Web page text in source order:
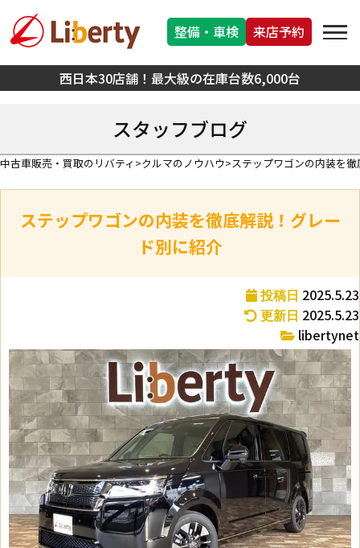
西日本30店舗！最大級の在庫台数6,000台
整備・車検 来店予約
スタッフブログ
中古車販売・買取のリバティ クルマのノウハウ ステップワゴンの内装を
ステップワゴンの内装を徹底解説！グレー
ド別に紹介
投稿日 2025.5.23
更新日 2025.5.23
libertynet